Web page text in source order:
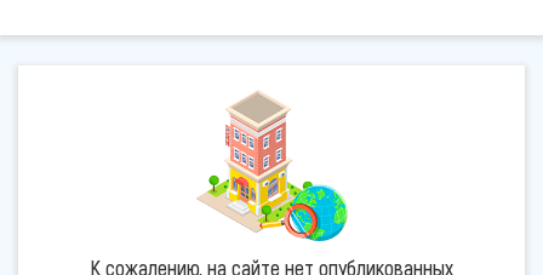
К сожалению, на сайте нет опубликованных